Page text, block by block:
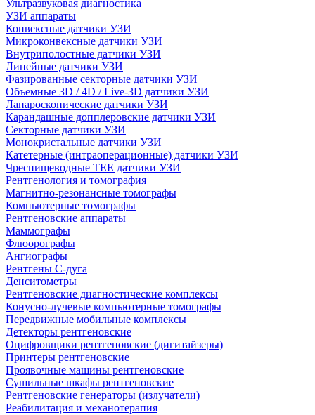
Ультразвуковая диагностика
УЗИ аппараты
Конвексные датчики УЗИ
Микроконвексные датчики УЗИ
Внутриполостные датчики УЗИ
Линейные датчики УЗИ
Фазированные секторные датчики УЗИ
Объемные 3D / 4D / Live-3D датчики УЗИ
Лапароскопические датчики УЗИ
Карандашные допплеровские датчики УЗИ
Секторные датчики УЗИ
Монокристальные датчики УЗИ
Катетерные (интраоперационные) датчики УЗИ
Чреспищеводные TEE датчики УЗИ
Рентгенология и томография
Магнитно-резонансные томографы
Компьютерные томографы
Рентгеновские аппараты
Маммографы
Флюорографы
Ангиографы
Рентгены С-дуга
Денситометры
Рентгеновские диагностические комплексы
Конусно-лучевые компьютерные томографы
Передвижные мобильные комплексы
Детекторы рентгеновские
Оцифровщики рентгеновские (дигитайзеры)
Принтеры рентгеновские
Проявочные машины рентгеновские
Сушильные шкафы рентгеновские
Рентгеновские генераторы (излучатели)
Реабилитация и механотерапия